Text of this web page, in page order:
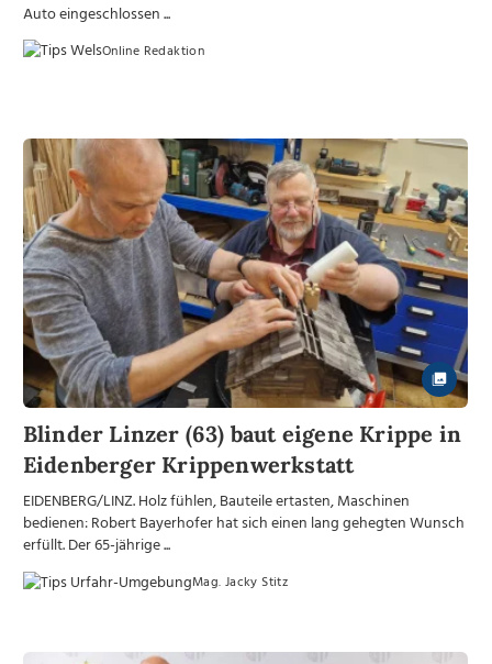
Auto eingeschlossen ...
Online Redaktion
Blinder Linzer (63) baut eigene Krippe in
Eidenberger Krippenwerkstatt
EIDENBERG/LINZ. Holz fühlen, Bauteile ertasten, Maschinen
bedienen: Robert Bayerhofer hat sich einen lang gehegten Wunsch
erfüllt. Der 65-jährige ...
Mag. Jacky Stitz